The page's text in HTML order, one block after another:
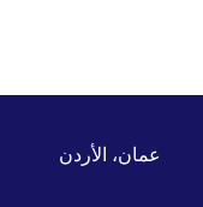
عمان، الأردن